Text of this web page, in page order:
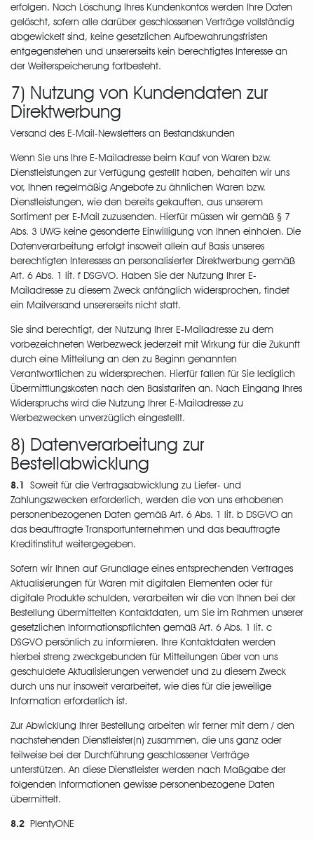
erfolgen. Nach Löschung Ihres Kundenkontos werden Ihre Daten
gelöscht, sofern alle darüber geschlossenen Verträge vollständig
abgewickelt sind, keine gesetzlichen Aufbewahrungsfristen
entgegenstehen und unsererseits kein berechtigtes Interesse an
der Weiterspeicherung fortbesteht.
7) Nutzung von Kundendaten zur
Direktwerbung
Versand des E-Mail-Newsletters an Bestandskunden
Wenn Sie uns Ihre E-Mailadresse beim Kauf von Waren bzw.
Dienstleistungen zur Verfügung gestellt haben, behalten wir uns
vor, Ihnen regelmäßig Angebote zu ähnlichen Waren bzw.
Dienstleistungen, wie den bereits gekauften, aus unserem
Sortiment per E-Mail zuzusenden. Hierfür müssen wir gemäß § 7
Abs. 3 UWG keine gesonderte Einwilligung von Ihnen einholen. Die
Datenverarbeitung erfolgt insoweit allein auf Basis unseres
berechtigten Interesses an personalisierter Direktwerbung gemäß
Art. 6 Abs. 1 lit. f DSGVO. Haben Sie der Nutzung Ihrer E-
Mailadresse zu diesem Zweck anfänglich widersprochen, findet
ein Mailversand unsererseits nicht statt.
Sie sind berechtigt, der Nutzung Ihrer E-Mailadresse zu dem
vorbezeichneten Werbezweck jederzeit mit Wirkung für die Zukunft
durch eine Mitteilung an den zu Beginn genannten
Verantwortlichen zu widersprechen. Hierfür fallen für Sie lediglich
Übermittlungskosten nach den Basistarifen an. Nach Eingang Ihres
Widerspruchs wird die Nutzung Ihrer E-Mailadresse zu
Werbezwecken unverzüglich eingestellt.
8) Datenverarbeitung zur
Bestellabwicklung
8.1
Soweit für die Vertragsabwicklung zu Liefer- und
Zahlungszwecken erforderlich, werden die von uns erhobenen
personenbezogenen Daten gemäß Art. 6 Abs. 1 lit. b DSGVO an
das beauftragte Transportunternehmen und das beauftragte
Kreditinstitut weitergegeben.
Sofern wir Ihnen auf Grundlage eines entsprechenden Vertrages
Aktualisierungen für Waren mit digitalen Elementen oder für
digitale Produkte schulden, verarbeiten wir die von Ihnen bei der
Bestellung übermittelten Kontaktdaten, um Sie im Rahmen unserer
gesetzlichen Informationspflichten gemäß Art. 6 Abs. 1 lit. c
DSGVO persönlich zu informieren. Ihre Kontaktdaten werden
hierbei streng zweckgebunden für Mitteilungen über von uns
geschuldete Aktualisierungen verwendet und zu diesem Zweck
durch uns nur insoweit verarbeitet, wie dies für die jeweilige
Information erforderlich ist.
Zur Abwicklung Ihrer Bestellung arbeiten wir ferner mit dem / den
nachstehenden Dienstleister(n) zusammen, die uns ganz oder
teilweise bei der Durchführung geschlossener Verträge
unterstützen. An diese Dienstleister werden nach Maßgabe der
folgenden Informationen gewisse personenbezogene Daten
übermittelt.
8.2 PlentyONE